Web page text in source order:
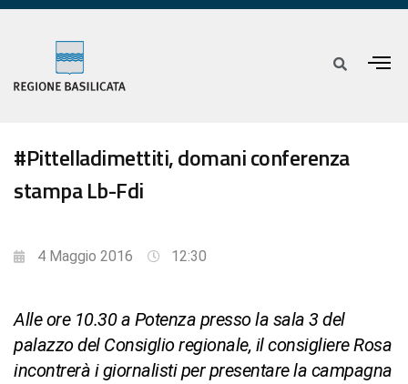
#Pittelladimettiti, domani conferenza
stampa Lb-Fdi
4 Maggio 2016 12:30
Alle ore 10.30 a Potenza presso la sala 3 del
palazzo del Consiglio regionale, il consigliere Rosa
incontrerà i giornalisti per presentare la campagna